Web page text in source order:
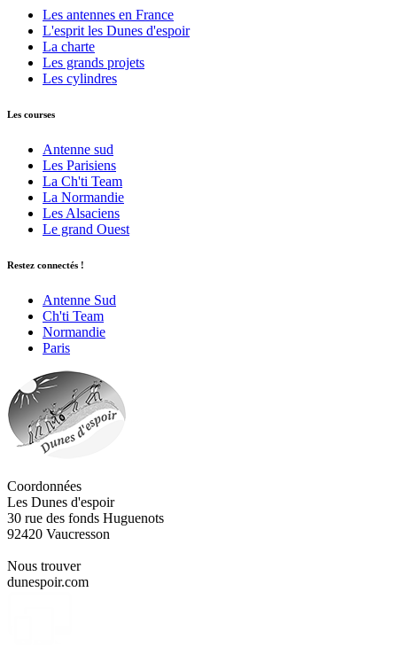
Les antennes en France
L'esprit les Dunes d'espoir
La charte
Les grands projets
Les cylindres
Les courses
Antenne sud
Les Parisiens
La Ch'ti Team
La Normandie
Les Alsaciens
Le grand Ouest
Restez connectés !
Antenne Sud
Ch'ti Team
Normandie
Paris
Coordonnées
Les Dunes d'espoir
30 rue des fonds Huguenots
92420 Vaucresson
Nous trouver
dunespoir.com